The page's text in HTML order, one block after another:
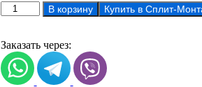
Количество
товара
CT-
65X36
В корзину Купить в Сплит-
Заказать через: